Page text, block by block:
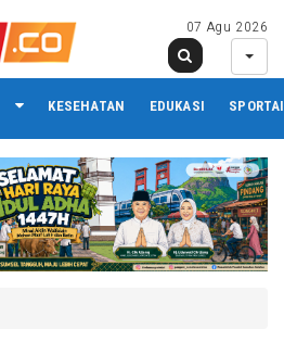
07 Agu 2026
KESEHATAN EDUKASI